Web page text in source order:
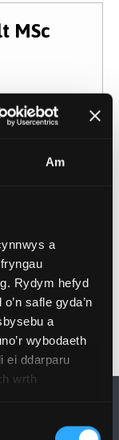
Am
a
Rydym hefyd
safle gyda’n
a
wybodaeth
ei ddarparu
wrth
MSc
C3BG
1 year